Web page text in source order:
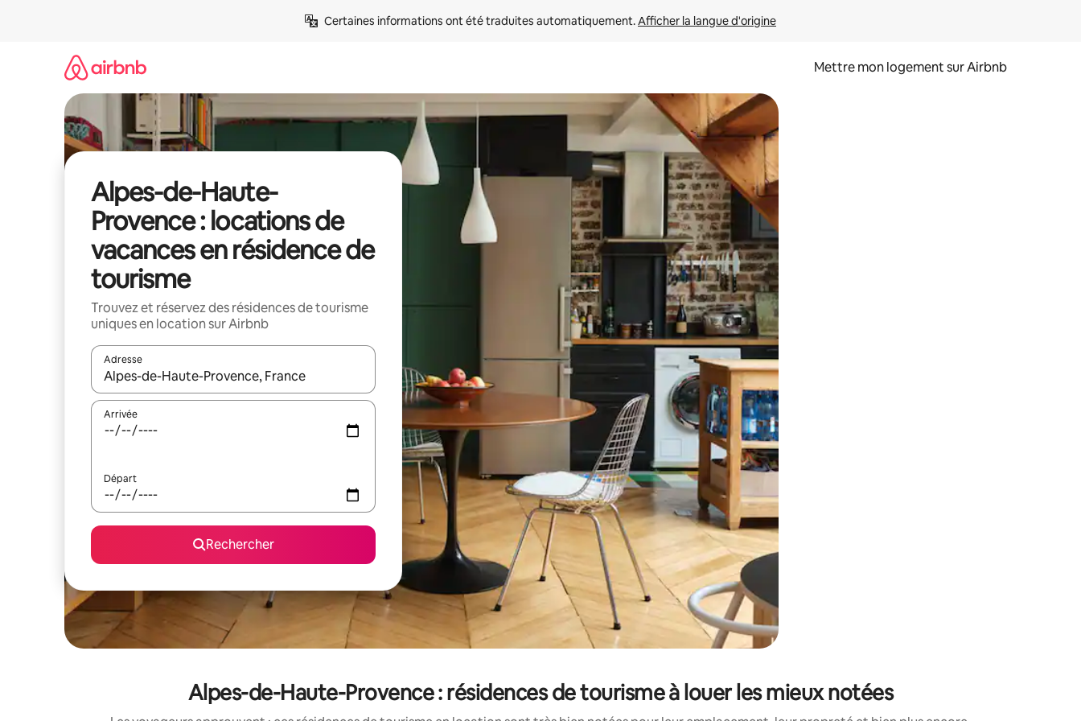
Certaines informations ont été traduites automatiquement. Afficher la langue d'origine
Mettre mon logement sur Airbnb
Alpes-de-Haute-
Provence : locations de
vacances en résidence de
tourisme
Trouvez et réservez des résidences de tourisme
uniques en location sur Airbnb
Adresse
Lorsque les résultats s'affichent, utilisez les flèches vers le haut et vers le bas pour les parcourir ou en appuyant et en faisant glisser.
Arrivée
Départ
Rechercher
Alpes-de-Haute-Provence : résidences de tourisme à louer les mieux notées